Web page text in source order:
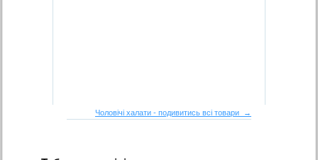
Чоловічі халати - подивитись всі товари →